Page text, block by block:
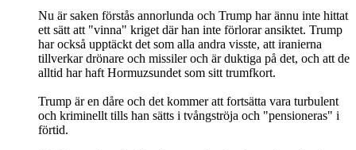
Nu är saken förstås annorlunda och Trump har ännu inte hittat
ett sätt att "vinna" kriget där han inte förlorar ansiktet. Trump
har också upptäckt det som alla andra visste, att iranierna
tillverkar drönare och missiler och är duktiga på det, och att de
alltid har haft Hormuzsundet som sitt trumfkort.
Trump är en dåre och det kommer att fortsätta vara turbulent
och kriminellt tills han sätts i tvångströja och "pensioneras" i
förtid.